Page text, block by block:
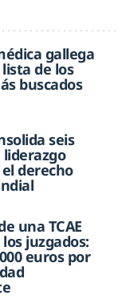
gallega
de los
buscados
seis
liderazgo
derecho
una TCAE
juzgados:
euros por